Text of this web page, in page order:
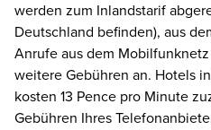
werden zum Inlandstarif
Deutschland befinden), aus
Anrufe aus dem
weitere Gebühren an. Hotels
kosten 13 Pence pro Minute
Gebühren Ihres